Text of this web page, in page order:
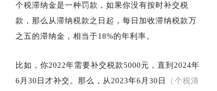
个税滞纳金是一种罚款，如果你没有按时补交税
款，那么从滞纳税款之日起，每日加收滞纳税款万
之五的滞纳金，相当于18%的年利率。
比如，你2022年需要补交税款5000元，直到2024年
6月30日才补交。那么，从2023年6月30日
（个税清